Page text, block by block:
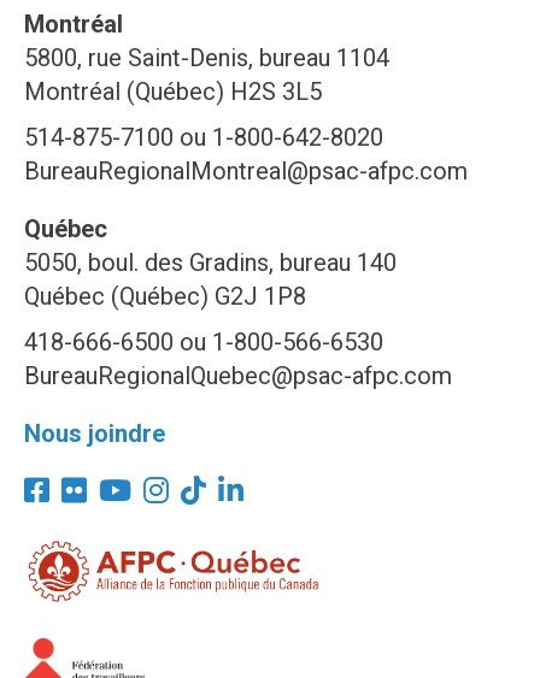
Montréal
5800, rue Saint-Denis, bureau 1104
Montréal (Québec) H2S 3L5
514-875-7100 ou 1-800-642-8020
BureauRegionalMontreal@psac-afpc.com
Québec
5050, boul. des Gradins, bureau 140
Québec (Québec) G2J 1P8
418-666-6500 ou 1-800-566-6530
BureauRegionalQuebec@psac-afpc.com
Nous joindre